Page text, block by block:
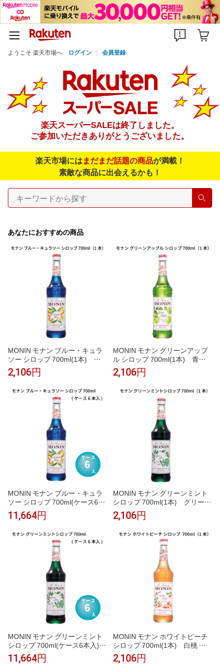
ようこそ 楽天市場へ ログイン 会員登録
楽天スーパーSALEは終了しました。
ご参加いただきありがとうございました。
楽天市場にはまだまだ話題の商品が満載！
素敵な商品に出会えるかも！
検索
あなたにおすすめの商品
MONIN モナン ブルー・キュラ
ソー シロップ 700ml(1本) ブ
ルーキュラソー 青 オレンジ風味
ブルーハワイ かき氷 ソーダ イ
テル モクテル 割り材 業務用 フ
レーバーシロップ
2,106円
MONIN モナン グリーンアップ
ル シロップ 700ml(1本) 青リ
ンゴ グリーンアップル みずみず
しい かき氷 ソーダ ノンアルコ
り材 業務用 カフェ フレーバー
2,106円
MONIN モナン ブルー・キュラ
ソー シロップ 700ml(ケース6本
入) ブルーキュラソー 青 オレ
ンジ風味 ブルーハワイ かき氷
ールカクテル モクテル 割り材
業務用 フレーバーシロップ
11,664円
MONIN モナン グリーンミント
シロップ 700ml(1本) グリーン
ミント ミント モヒート チョコ
ミント かき氷 ソーダ ノンアル
業務用 フレーバーシロップ
2,106円
MONIN モナン グリーンミント
シロップ 700ml(ケース6本入)
グリーンミント ミント モヒート
チョコミント かき氷 ソーダ ノ
11,664円
MONIN モナン ホワイトピーチ
シロップ 700ml(1本) 白桃 ピ
ーチ ピーチティー ピーチソーダ
かき氷 かき氷シロップ ノンアル
2,106円